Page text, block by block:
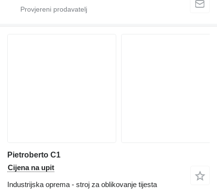
Pietroberto C1
Cijena na upit
Industrijska oprema - stroj za oblikovanje tijesta